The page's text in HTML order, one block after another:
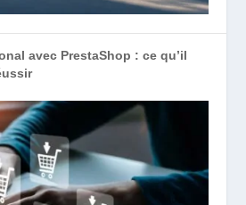
avec PrestaShop : ce qu’il